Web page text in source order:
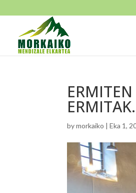
ERMITAK.
bymorkaiko |Eka 1,